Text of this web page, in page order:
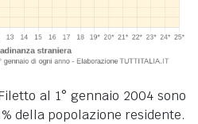
al 1° gennaio 2004 sono
della popolazione residente.